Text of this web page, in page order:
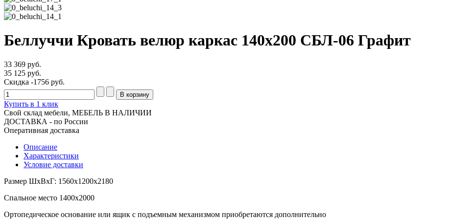
Беллуччи Кровать велюр каркас 140х200 СБЛ-06 Графит
33 369 руб.
35 125 руб.
Скидка -1756 руб.
Купить в 1 клик
Свой склад мебели, МЕБЕЛЬ В НАЛИЧИИ
ДОСТАВКА - по России
Оперативная доставка
Описание
Характеристики
Условие доставки
Размер ШхВхГ: 1560х1200х2180
Спальное место 1400х2000
Ортопедическое основание или ящик с подъемным механизмом приобретаются дополнительно